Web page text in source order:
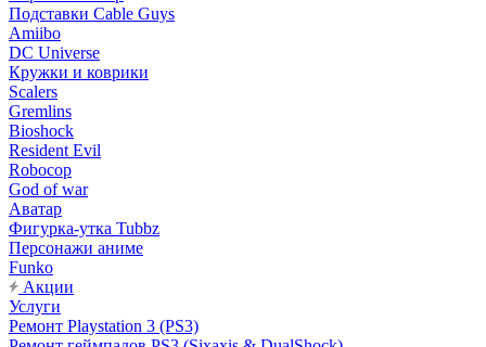
Подставки Cable Guys
Amiibo
DC Universe
Кружки и коврики
Scalers
Gremlins
Bioshock
Resident Evil
Robocop
God of war
Аватар
Фигурка-утка Tubbz
Персонажи аниме
Funko
Акции
Услуги
Ремонт Playstation 3 (PS3)